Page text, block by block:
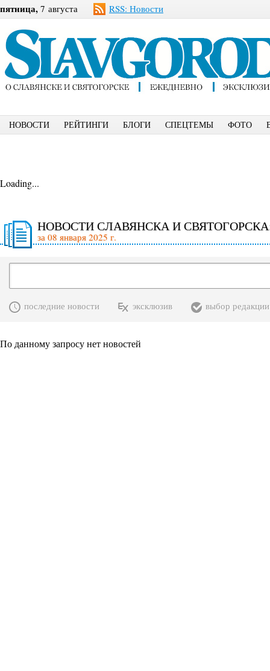
пятница, 7 августа RSS: Новости
НОВОСТИ РЕЙТИНГИ БЛОГИ СПЕЦТЕМЫ ФОТО
Loading...
НОВОСТИ СЛАВЯНСКА И
за 08 января 2025 г.
последние новости эксклюзив выбор редакции
По данному запросу нет новостей